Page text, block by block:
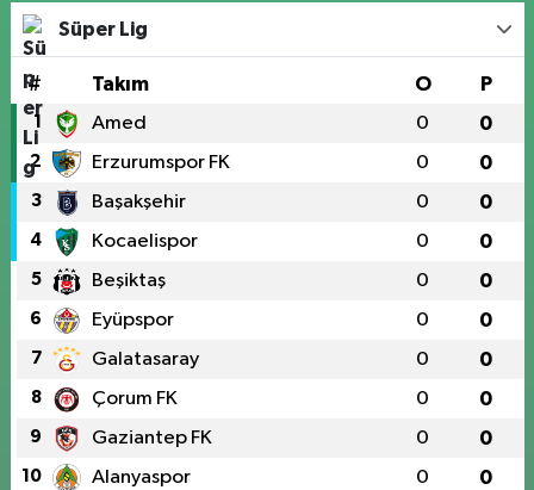
Süper Lig
# Takım O P
1 Amed 0 0
2 Erzurumspor FK 0 0
3 Başakşehir 0 0
4 Kocaelispor 0 0
5 Beşiktaş 0 0
6 Eyüpspor 0 0
7 Galatasaray 0 0
8 Çorum FK 0 0
9 Gaziantep FK 0 0
10 Alanyaspor 0 0